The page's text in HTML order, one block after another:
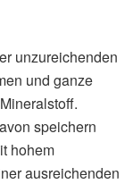
unzureichenden
und ganze
speichern
hohem
ausreichenden